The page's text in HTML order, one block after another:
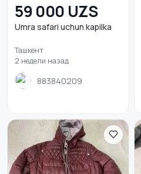
59 000 UZS
Umra safari uchun kapilka
Ташкент
2 недели назад
883840209